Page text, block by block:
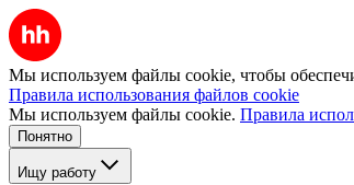
Мы используем файлы cookie, чтобы
Правила использования файлов cookie
Мы используем файлы cookie. Правила
Понятно
Ищу работу